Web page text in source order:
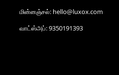
மின்னஞ்சல்: hello@luxox.com
வாட்ஸ்அப்: 9350191393